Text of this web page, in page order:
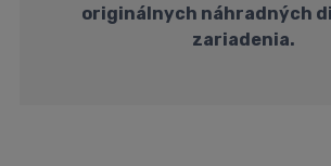
originálnych náhradných
zariadenia.